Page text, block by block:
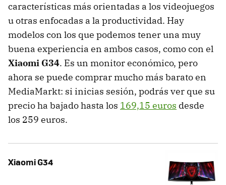
características más orientadas a los videojuegos
u otras enfocadas a la productividad. Hay
modelos con los que podemos tener una muy
buena experiencia en ambos casos, como con el
Xiaomi G34. Es un monitor económico, pero
ahora se puede comprar mucho más barato en
MediaMarkt: si inicias sesión, podrás ver que su
precio ha bajado hasta los 169,15 euros desde
los 259 euros.
Xiaomi G34